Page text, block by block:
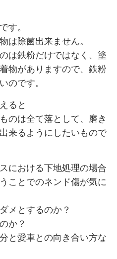
す。
は除菌出来ません。
は鉄粉だけではなく、塗
物がありますので、鉄粉
のです。
ると
のは全て落として、磨き
来るようにしたいもので
における下地処理の場合
ことでのネンド傷が気に
メとするのか？
か？
と愛車との向き合い方な